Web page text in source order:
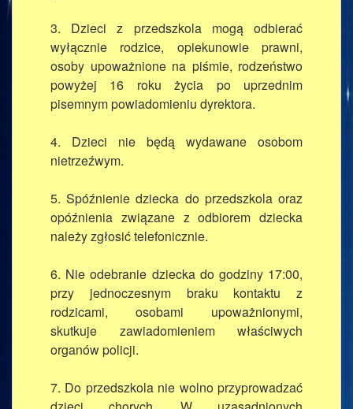
3. Dzieci z przedszkola mogą odbierać
wyłącznie rodzice, opiekunowie prawni,
osoby upoważnione na piśmie, rodzeństwo
powyżej 16 roku życia po uprzednim
pisemnym powiadomieniu dyrektora.
4. Dzieci nie będą wydawane osobom
nietrzeźwym.
5. Spóźnienie dziecka do przedszkola oraz
opóźnienia związane z odbiorem dziecka
należy zgłosić telefonicznie.
6. Nie odebranie dziecka do godziny 17:00,
przy jednoczesnym braku kontaktu z
rodzicami, osobami upoważnionymi,
skutkuje zawiadomieniem właściwych
organów policji.
7. Do przedszkola nie wolno przyprowadzać